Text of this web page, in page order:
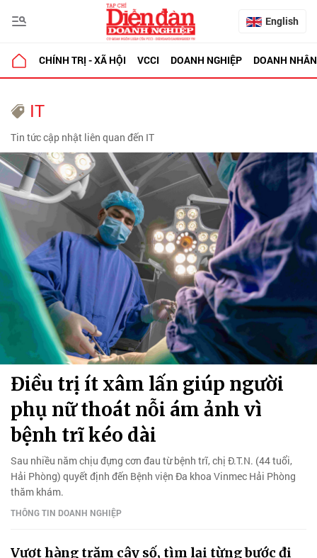
English
CHÍNH TRỊ - XÃ HỘI VCCI DOANH NGHIỆP DOANH NHÂN
IT
Tin tức cập nhật liên quan đến IT
Điều trị ít xâm lấn giúp người
phụ nữ thoát nỗi ám ảnh vì
bệnh trĩ kéo dài
Sau nhiều năm chịu đựng cơn đau từ bệnh trĩ, chị Đ.T.N. (44 tuổi,
Hải Phòng) quyết định đến Bệnh viện Đa khoa Vinmec Hải Phòng
thăm khám.
THÔNG TIN DOANH NGHIỆP
Vượt hàng trăm cây số, tìm lại từng bước đi